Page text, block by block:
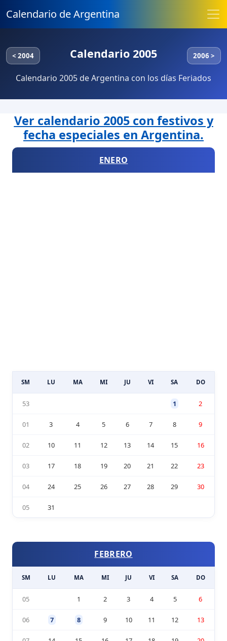
Calendario de Argentina
< 2004 Calendario 2005 2006 >
Calendario 2005 de Argentina con los días Feriados
Ver calendario 2005 con festivos y
fecha especiales en Argentina.
ENERO
SM LU MA MI JU VI SA DO
53 1 2
01 3 4 5 6 7 8 9
02 10 11 12 13 14 15 16
03 17 18 19 20 21 22 23
04 24 25 26 27 28 29 30
05 31
FEBRERO
SM LU MA MI JU VI SA DO
05 1 2 3 4 5 6
06 7 8 9 10 11 12 13